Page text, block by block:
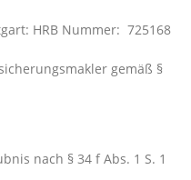
HRB Nummer: 725168
gemäß §
nach § 34 f Abs. 1 S. 1